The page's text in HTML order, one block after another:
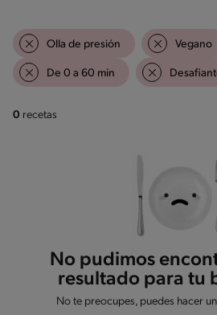
Olla de presión Vegano
De 0 a 60 min
0 recetas
No pudimos
resultado para tu
No te preocupes, puedes hacer